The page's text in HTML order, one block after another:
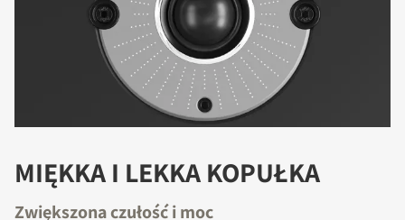
MIĘKKA I LEKKA KOPUŁKA
Zwiększona czułość i moc